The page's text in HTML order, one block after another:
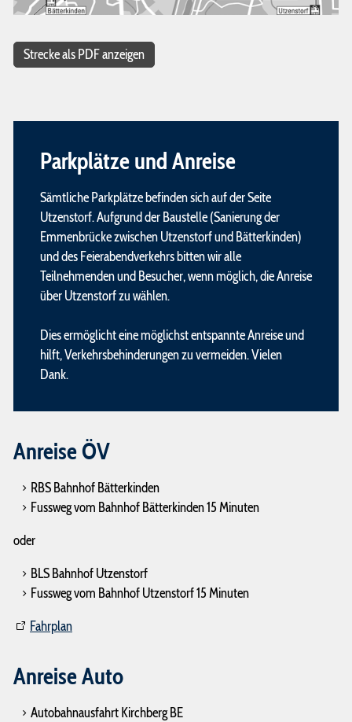
Strecke als PDF anzeigen
Parkplätze und Anreise
Sämtliche Parkplätze befinden sich auf der Seite
Utzenstorf. Aufgrund der Baustelle (Sanierung der
Emmenbrücke zwischen Utzenstorf und Bätterkinden)
und des Feierabendverkehrs bitten wir alle
Teilnehmenden und Besucher, wenn möglich, die Anreise
über Utzenstorf zu wählen.
Dies ermöglicht eine möglichst entspannte Anreise und
hilft, Verkehrsbehinderungen zu vermeiden. Vielen
Dank.
Anreise ÖV
RBS Bahnhof Bätterkinden
Fussweg vom Bahnhof Bätterkinden 15 Minuten
oder
BLS Bahnhof Utzenstorf
Fussweg vom Bahnhof Utzenstorf 15 Minuten
Fahrplan
Anreise Auto
Autobahnausfahrt Kirchberg BE